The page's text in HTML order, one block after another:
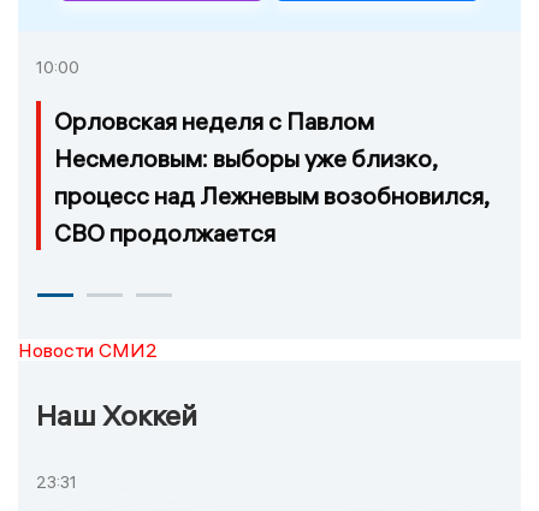
10:00
Орловская неделя с Павлом
Несмеловым: выборы уже близко,
процесс над Лежневым возобновился,
СВО продолжается
Новости СМИ2
Наш Хоккей
23:31